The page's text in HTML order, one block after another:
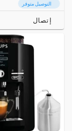
التوصيل متوفر
إتصال